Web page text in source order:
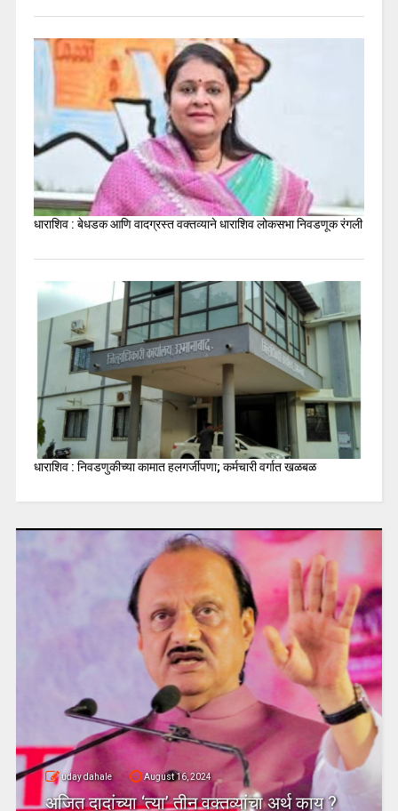
धाराशिव : बेधडक आणि वादग्रस्त वक्तव्याने धाराशिव लोकसभा निवडणूक रंगली
धाराशिव : निवडणुकीच्या कामात हलगर्जीपणा; कर्मचारी वर्गात खळबळ
uday dahale August 16, 2024
अजित दादांच्या ‘त्या’ तीन वक्तव्यांचा अर्थ काय ?